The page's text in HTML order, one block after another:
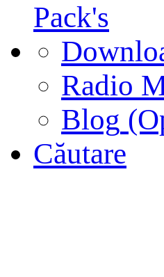
Pack's
Radio
Blog
Căutare